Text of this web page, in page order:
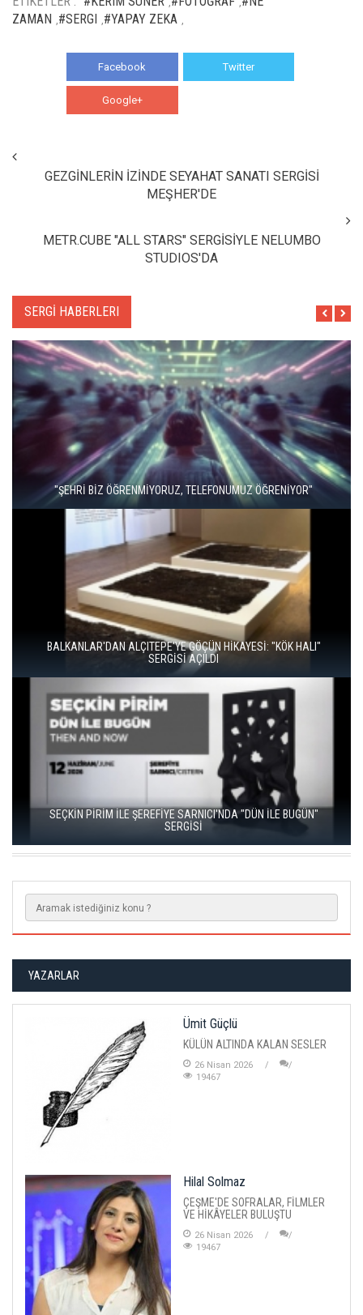
ZAMAN #SERGI #YAPAY ZEKA
Facebook Twitter
Google+
GEZGİNLERİN İZİNDE SEYAHAT SANATI SERGİSİ
MEŞHER'DE
METR.CUBE "ALL STARS" SERGİSİYLE NELUMBO
STUDIOS'DA
SERGİ HABERLERI
"ŞEHRİ BİZ ÖĞRENMİYORUZ, TELEFONUMUZ ÖĞRENİYOR"
BALKANLAR'DAN ALÇITEPE'YE GÖÇÜN HİKAYESİ: "KÖK HALI"
SERGİSİ AÇILDI
SEÇKİN PİRİM İLE ŞEREFİYE SARNICI'NDA "DÜN İLE BUGÜN"
SERGİSİ
YAZARLAR
Ümit Güçlü
KÜLÜN ALTINDA KALAN SESLER
26 Nisan 2026
19467
Hilal Solmaz
ÇEŞME'DE SOFRALAR, FİLMLER
VE HİKÂYELER BULUŞTU
26 Nisan 2026
19467